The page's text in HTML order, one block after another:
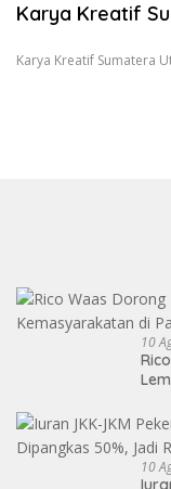
Karya Kreatif
Karya Kreatif Sumatera
10
10